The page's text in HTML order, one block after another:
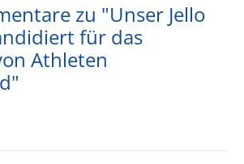
zu "Unser Jello
für das
Athleten